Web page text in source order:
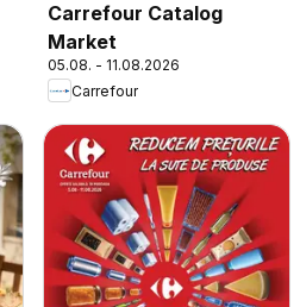
Carrefour Catalog
Market
05.08. - 11.08.2026
Carrefour